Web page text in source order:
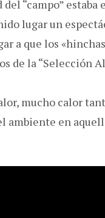
“campo”
lugar un
a que los
de la “Selección
mucho calor
ambiente en